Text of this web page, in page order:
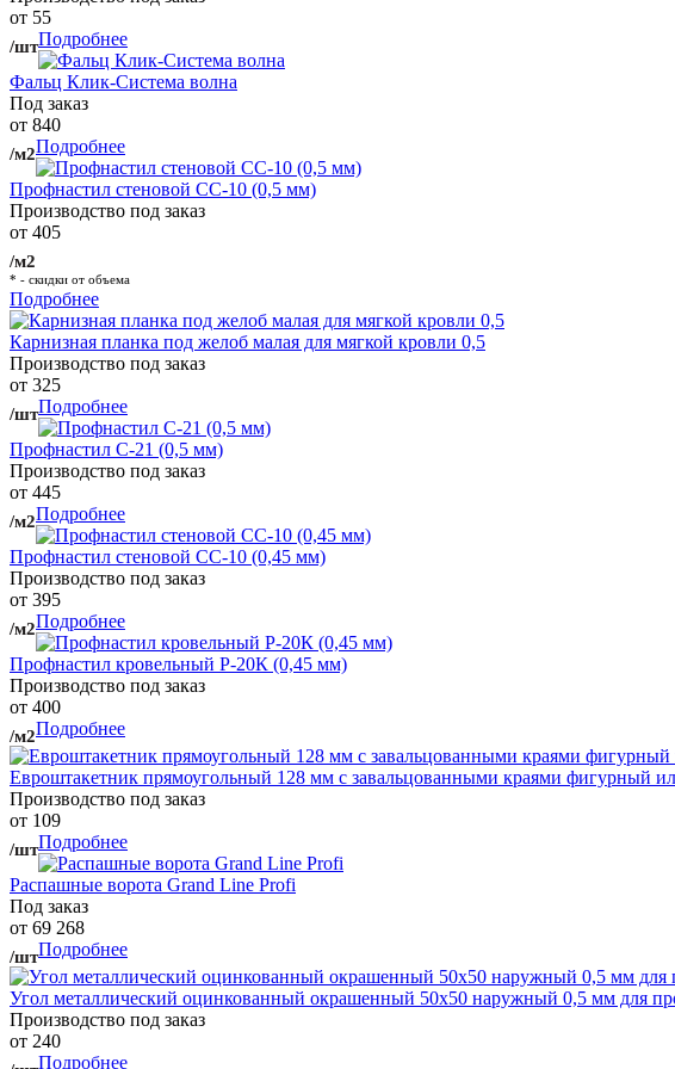
от 55
/штПодробнее
Фальц Клик-Система волна
Под заказ
от 840
/м2Подробнее
Профнастил стеновой СС-10 (0,5 мм)
Производство под заказ
от 405
/м2
* - скидки от объема
Подробнее
Карнизная планка под желоб малая для мягкой кровли 0,5
Производство под заказ
от 325
/штПодробнее
Профнастил С-21 (0,5 мм)
Производство под заказ
от 445
/м2Подробнее
Профнастил стеновой СС-10 (0,45 мм)
Производство под заказ
от 395
/м2Подробнее
Профнастил кровельный Р-20К (0,45 мм)
Производство под заказ
от 400
/м2Подробнее
Евроштакетник прямоугольный 128 мм с завальцованными краями фигурный
Производство под заказ
от 109
/штПодробнее
Распашные ворота Grand Line Profi
Под заказ
от 69 268
/штПодробнее
Угол металлический оцинкованный окрашенный 50х50 наружный 0,5 мм для
Производство под заказ
от 240
Подробнее